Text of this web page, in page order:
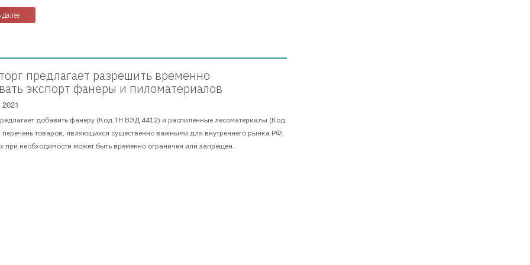
далее
предлагает разрешить временно
экспорт фанеры и пиломатериалов
добавить фанеру (Код ТН ВЭД 4412) и распиленные лесоматериалы (Код
товаров, являющихся существенно важными для внутреннего рынка РФ,
при необходимости может быть временно ограничен или запрещен.